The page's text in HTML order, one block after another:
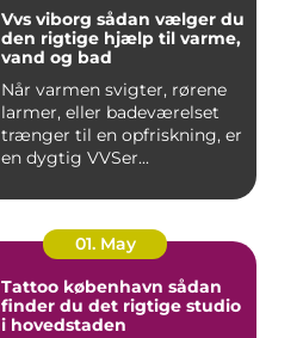
Vvs viborg sådan vælger du
den rigtige hjælp til varme,
vand og bad
Når varmen svigter, rørene
larmer, eller badeværelset
trænger til en opfriskning, er
en dygtig VVSer...
01. May
Tattoo københavn sådan
finder du det rigtige studio
i hovedstaden